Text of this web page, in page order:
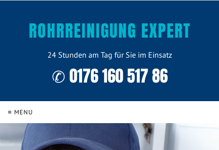
ROHRREINIGUNG EXPERT
24 Stunden am Tag für Sie im Einsatz
✆ 0176 160 517 86
≡ MENU